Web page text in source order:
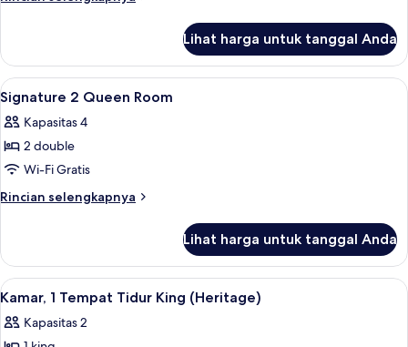
Suite
(Carriage
House
Immersion)
Lihat harga untuk tanggal Anda
Lihat
semua
foto
untuk
Signature
2
Seprai Frette Italia, seprai premium,
2
Signature 2 Queen Room
Kapasitas 4
2 double
Wi-Fi Gratis
Rincian selengkapnya
Rincian
Signature
Queen
Lihat harga untuk tanggal Anda
Lihat
semua
foto
Seprai Frette Italia, seprai premium,
3
Kamar, 1 Tempat Tidur King (Heritage)
Kapasitas 2